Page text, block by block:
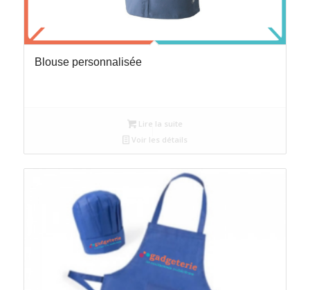
Blouse personnalisée
Lire la suite
Voir les détails